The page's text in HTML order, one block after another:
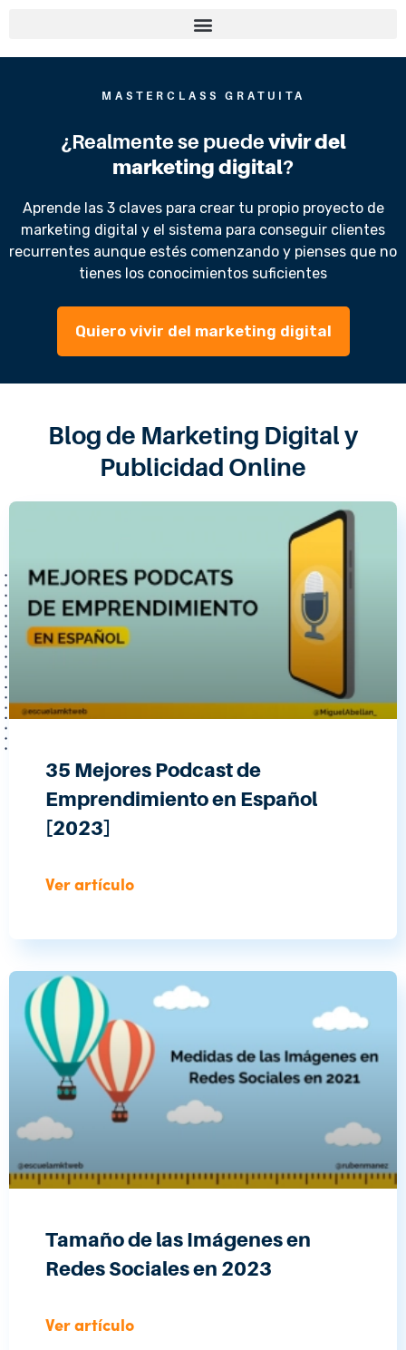
MASTERCLASS GRATUITA
¿Realmente se puedevivir del
marketing digital?
Aprende las 3 claves para crear tu propio proyecto de
marketing digital y el sistema para conseguir clientes
recurrentes aunque estés comenzando y pienses que no
tienes los conocimientos suficientes
Quiero vivir del marketing digital
Blog de Marketing Digital y
Publicidad Online
35 Mejores Podcast de
Emprendimiento en Español
[2023]
Ver artículo
Tamaño de las Imágenes en
Redes Sociales en 2023
Ver artículo